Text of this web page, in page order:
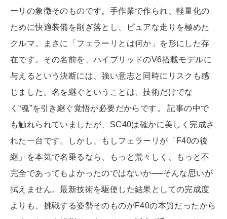
ーリの象徴そのものです。手作業で作られ、軽量化の
ために快適装備を削ぎ落とし、ピュアな走りを極めた
クルマ。まさに「フェラーリとは何か」を形にした存
在です。その名前を、ハイブリッドのV6搭載モデルに
与えるという決断には、強い意志と同時にリスクも感
じました。名を継ぐということは、技術だけでな
く“魂”を引き継ぐ覚悟が必要だからです。 記事の中で
も触れられていましたが、SC40は確かに美しく完成さ
れた一台です。しかし、もしフェラーリが「F40の後
継」を本気で名乗るなら、もっと荒々しく、もっと不
完全であってもよかったのではないか──そんな思いが
拭えません。最新技術を駆使した結果としての完成度
よりも、挑戦する姿勢そのものがF40の本質だったから